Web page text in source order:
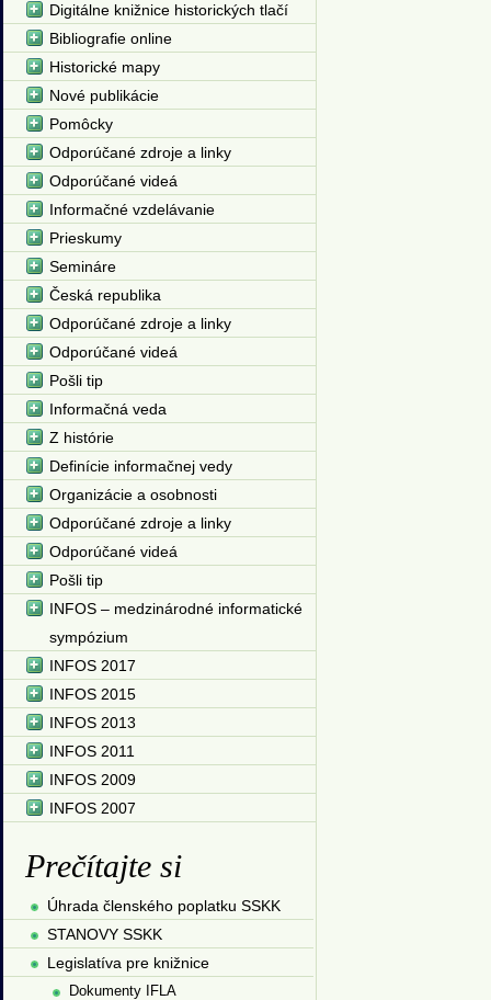
Digitálne knižnice historických tlačí
Bibliografie online
Historické mapy
Nové publikácie
Pomôcky
Odporúčané zdroje a linky
Odporúčané videá
Informačné vzdelávanie
Prieskumy
Semináre
Česká republika
Odporúčané zdroje a linky
Odporúčané videá
Pošli tip
Informačná veda
Z histórie
Definície informačnej vedy
Organizácie a osobnosti
Odporúčané zdroje a linky
Odporúčané videá
Pošli tip
INFOS – medzinárodné informatické
sympózium
INFOS 2017
INFOS 2015
INFOS 2013
INFOS 2011
INFOS 2009
INFOS 2007
Prečítajte si
Úhrada členského poplatku SSKK
STANOVY SSKK
Legislatíva pre knižnice
Dokumenty IFLA